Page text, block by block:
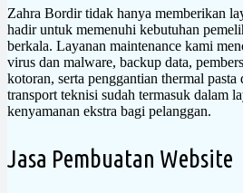
Zahra Bordir tidak hanya memberikan
hadir untuk memenuhi kebutuhan
berkala. Layanan maintenance kami
virus dan malware, backup data,
kotoran, serta penggantian thermal pasta
transport teknisi sudah termasuk dalam
kenyamanan ekstra bagi pelanggan.
Jasa Pembuatan Website